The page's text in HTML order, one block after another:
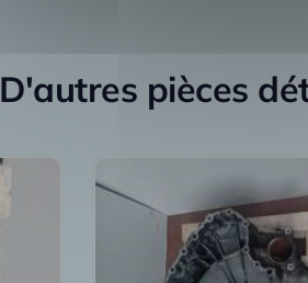
D'autres pièces